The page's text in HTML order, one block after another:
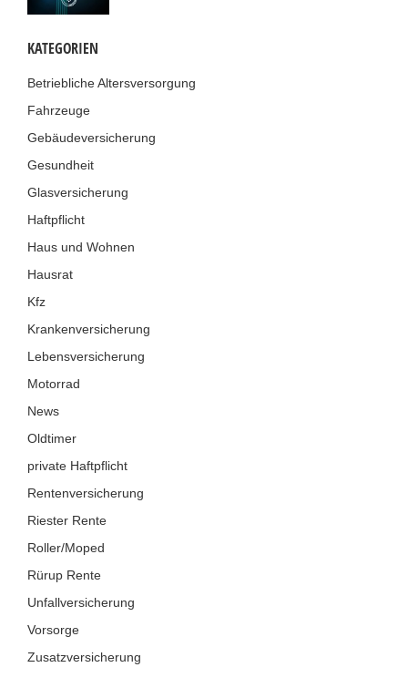
KATEGORIEN
Betriebliche Altersversorgung
Fahrzeuge
Gebäudeversicherung
Gesundheit
Glasversicherung
Haftpflicht
Haus und Wohnen
Hausrat
Kfz
Krankenversicherung
Lebensversicherung
Motorrad
News
Oldtimer
private Haftpflicht
Rentenversicherung
Riester Rente
Roller/Moped
Rürup Rente
Unfallversicherung
Vorsorge
Zusatzversicherung